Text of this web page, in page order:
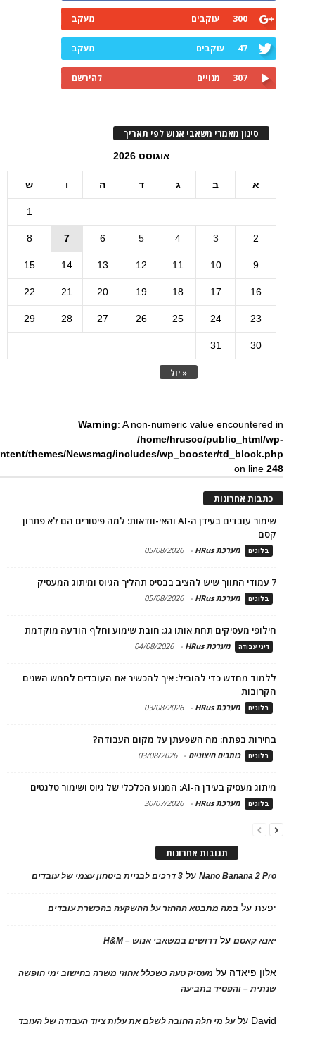
300 עוקבים מעקב
47 עוקבים מעקב
307 מנויים להירשם
סינון מאמרי משאבי אנוש לפי תאריך
אוגוסט 2026
א ב ג ד ה ו ש
« יול
1
2
3
4
5
6
7
8
9
10
11
12
13
14
15
16
17
18
19
20
21
22
23
24
25
26
27
28
29
30
31
Warning: A non-numeric value encountered in
/home/hrusco/public_html/wp-
themes/Newsmag/includes/wp_booster/td_block.php
on line248
כתבות אחרונות
שימור עובדים בעידן ה-AI והאי-וודאות: למה פיטורים הם לא פתרון
קסם
בלוגים מערכת HRus -
05/08/2026
7 עמודי התווך שיש להציב בבסיס תהליך הגיוס ומיתוג המעסיק
בלוגים מערכת HRus -
05/08/2026
חילופי מעסיקים תחת אותו גג: חובת שימוע וחלף הודעה מוקדמת
דיני עבודה מערכת HRus -
04/08/2026
ללמוד מחדש כדי להוביל: איך להכשיר את העובדים לחמש השנים
הקרובות
בלוגים מערכת HRus -
03/08/2026
בחירות בפתח: מה השפעתן על מקום העבודה?
בלוגים כותבים חיצוניים -
03/08/2026
מיתוג מעסיק בעידן ה-AI: המנוע הכלכלי של גיוס ושימור טלנטים
בלוגים מערכת HRus -
30/07/2026
תגובות אחרונות
Nano Banana 2 Proעל 3 דרכים לבניית ביטחון עצמי של עובדים
יפעתעל במה מתבטא ההחזר על ההשקעה בהכשרת עובדים
יאנא קאסםעלדרושים במשאבי אנוש – H&M
אלון פיאדה על מעסיק טעה כשכלל אחוזי משרה בחישוב ימי חופשה
שנתית – והפסיד בתביעה
David עלעל מי חלה החובה לשלם את עלות ציוד העבודה של העובד